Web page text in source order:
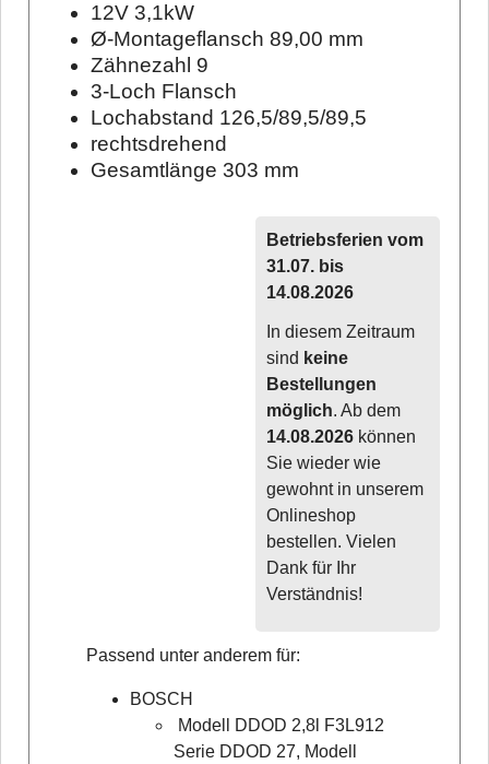
12V 3,1kW
Ø-Montageflansch 89,00 mm
Zähnezahl 9
3-Loch Flansch
Lochabstand 126,5/89,5/89,5
rechtsdrehend
Gesamtlänge 303 mm
Betriebsferien vom
31.07. bis
14.08.2026
In diesem Zeitraum
sind keine
Bestellungen
möglich. Ab dem
14.08.2026 können
Sie wieder wie
gewohnt in unserem
Onlineshop
bestellen. Vielen
Dank für Ihr
Verständnis!
Passend unter anderem für:
BOSCH
Modell DDOD 2,8l F3L912
Serie DDOD 27, Modell